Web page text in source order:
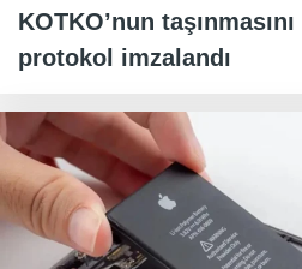
KOTKO’nun
protokol imzalandı